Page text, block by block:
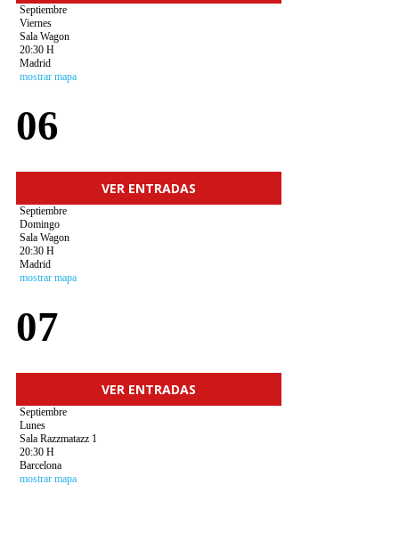
Septiembre
Viernes
Sala Wagon
20:30 H
Madrid
mostrar mapa
06
VER ENTRADAS
Septiembre
Domingo
Sala Wagon
20:30 H
Madrid
mostrar mapa
07
VER ENTRADAS
Septiembre
Lunes
Sala Razzmatazz 1
20:30 H
Barcelona
mostrar mapa